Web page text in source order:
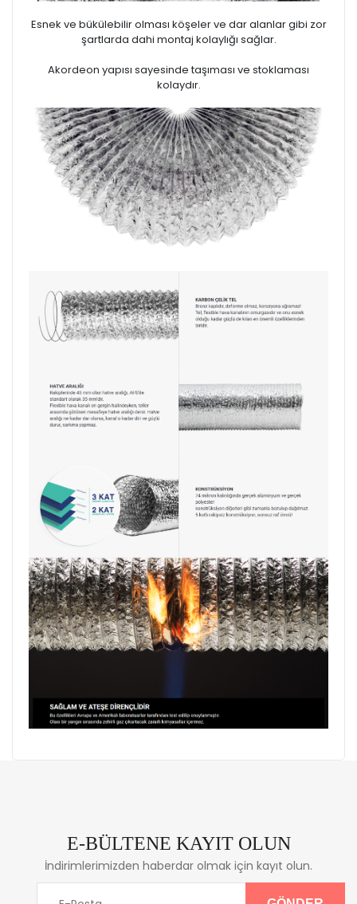
Esnek ve bükülebilir olması köşeler ve dar alanlar gibi zor
şartlarda dahi montaj kolaylığı sağlar.
Akordeon yapısı sayesinde taşıması ve stoklaması
kolaydır.
E-BÜLTENE KAYIT OLUN
İndirimlerimizden haberdar olmak için kayıt olun.